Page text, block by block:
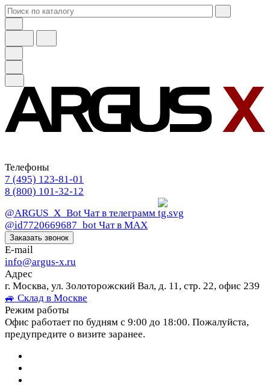
Телефоны
7 (495) 123-81-01
8 (800) 101-32-12
@ARGUS_X_Bot Чат в телеграмм
@id7720669687_bot Чат в МАХ
Заказать звонок
E-mail
info@argus-x.ru
Адрес
г. Москва, ул. Золоторожский Вал, д. 11, стр. 22, офис 239
🚙 Склад в Москве
Режим работы
Офис работает по будням с 9:00 до 18:00. Пожалуйста,
предупредите о визите заранее.